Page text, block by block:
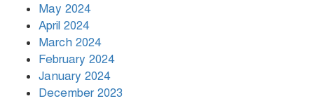
May 2024
April 2024
March 2024
February 2024
January 2024
December 2023